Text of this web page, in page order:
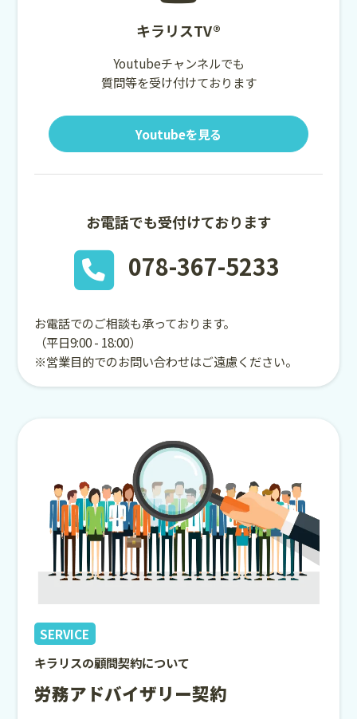
キラリスTV®
Youtubeチャンネルでも
質問等を受け付けております
Youtubeを見る
お電話でも受付けております
078-367-5233
お電話でのご相談も承っております。
（平日9:00 - 18:00）
※営業目的でのお問い合わせはご遠慮ください。
SERVICE
キラリスの顧問契約について
労務アドバイザリー契約